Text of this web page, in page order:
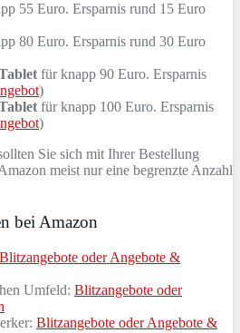
55 Euro. Ersparnis rund 15 Euro
80 Euro. Ersparnis rund 30 Euro
für knapp 90 Euro. Ersparnis
)
für knapp 100 Euro. Ersparnis
)
Sie sich mit Ihrer Bestellung
meist nur eine begrenzte Anzahl
bei Amazon
Blitzangebote oder Angebote &
Umfeld: Blitzangebote oder
Blitzangebote oder Angebote &